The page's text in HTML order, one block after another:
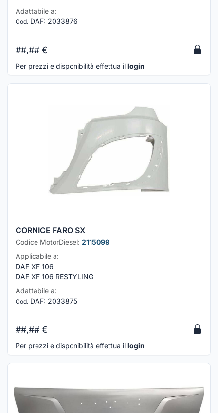
Adattabile a:
Cod. DAF: 2033876
##,## €
Per prezzi e disponibilità effettua il login
CORNICE FARO SX
Codice MotorDiesel: 2115099
Applicabile a:
DAF XF 106
DAF XF 106 RESTYLING
Adattabile a:
Cod. DAF: 2033875
##,## €
Per prezzi e disponibilità effettua il login